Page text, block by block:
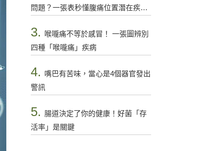
問題？一張表秒懂腹痛位置潛在疾病
3.
喉嚨痛不等於感冒！ 一張圖辨別
四種「喉嚨痛」疾病
4. 嘴巴有苦味，當心是4個器官發出
警訊
5. 腸道決定了你的健康！好菌「存
活率」是關鍵